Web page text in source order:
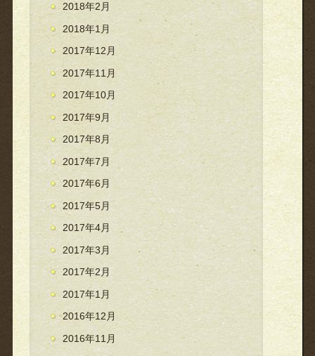
2018年2月
2018年1月
2017年12月
2017年11月
2017年10月
2017年9月
2017年8月
2017年7月
2017年6月
2017年5月
2017年4月
2017年3月
2017年2月
2017年1月
2016年12月
2016年11月